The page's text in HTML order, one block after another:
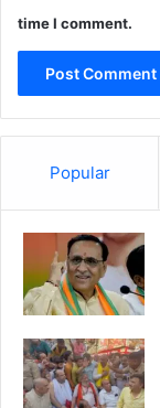
time I comment.
Popular